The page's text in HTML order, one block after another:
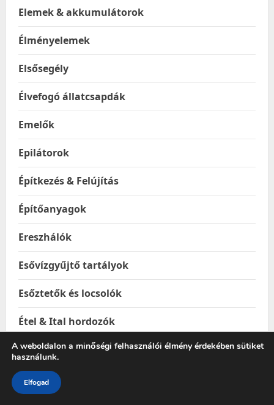
Elemek & akkumulátorok
Élményelemek
Elsősegély
Élvefogó állatcsapdák
Emelők
Epilátorok
Építkezés & Felújítás
Építőanyagok
Ereszhálók
Esővízgyűjtő tartályok
Esőztetők és locsolók
Étel & Ital hordozók
Étel melegentartók
Étel-és italtárolók
A weboldalon a minőségi felhasználói élmény érdekében sütiket
használunk.
Elfogad